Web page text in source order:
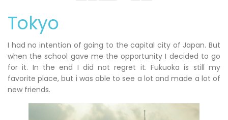
Tokyo
I had no intention of going to the capital city of Japan. But
when the school gave me the opportunity I decided to go
for it. In the end I did not regret it. Fukuoka is still my
favorite place, but i was able to see a lot and made a lot of
new friends.